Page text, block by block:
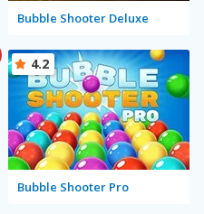
Bubble Shooter Deluxe
Bubble Shooter Pro
4.2